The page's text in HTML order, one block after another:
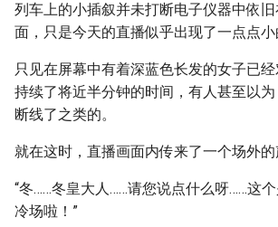
列车上的小插叙并未打断电子仪器中依
面，只是今天的直播似乎出现了一点点小
只见在屏幕中有着深蓝色长发的女子已
持续了将近半分钟的时间，有人甚至以
断线了之类的。
就在这时，直播画面内传来了一个场外的
“冬……冬皇大人……请您说点什么呀……这
冷场啦！”